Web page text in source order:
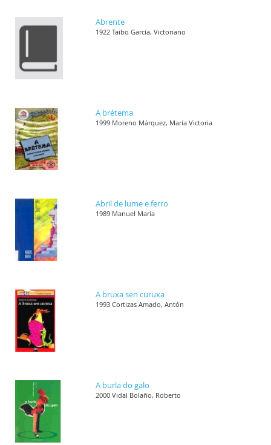
Abrente
1922 Taibo García, Victoriano
A brétema
1999 Moreno Márquez, María Victoria
Abril de lume e ferro
1989 Manuel María
A bruxa sen curuxa
1993 Cortizas Amado, Antón
A burla do galo
2000 Vidal Bolaño, Roberto